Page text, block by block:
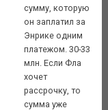
сумму, которую
он заплатил за
Энрике одним
платежом. 30-33
млн. Если Фла
хочет
рассрочку, то
сумма уже